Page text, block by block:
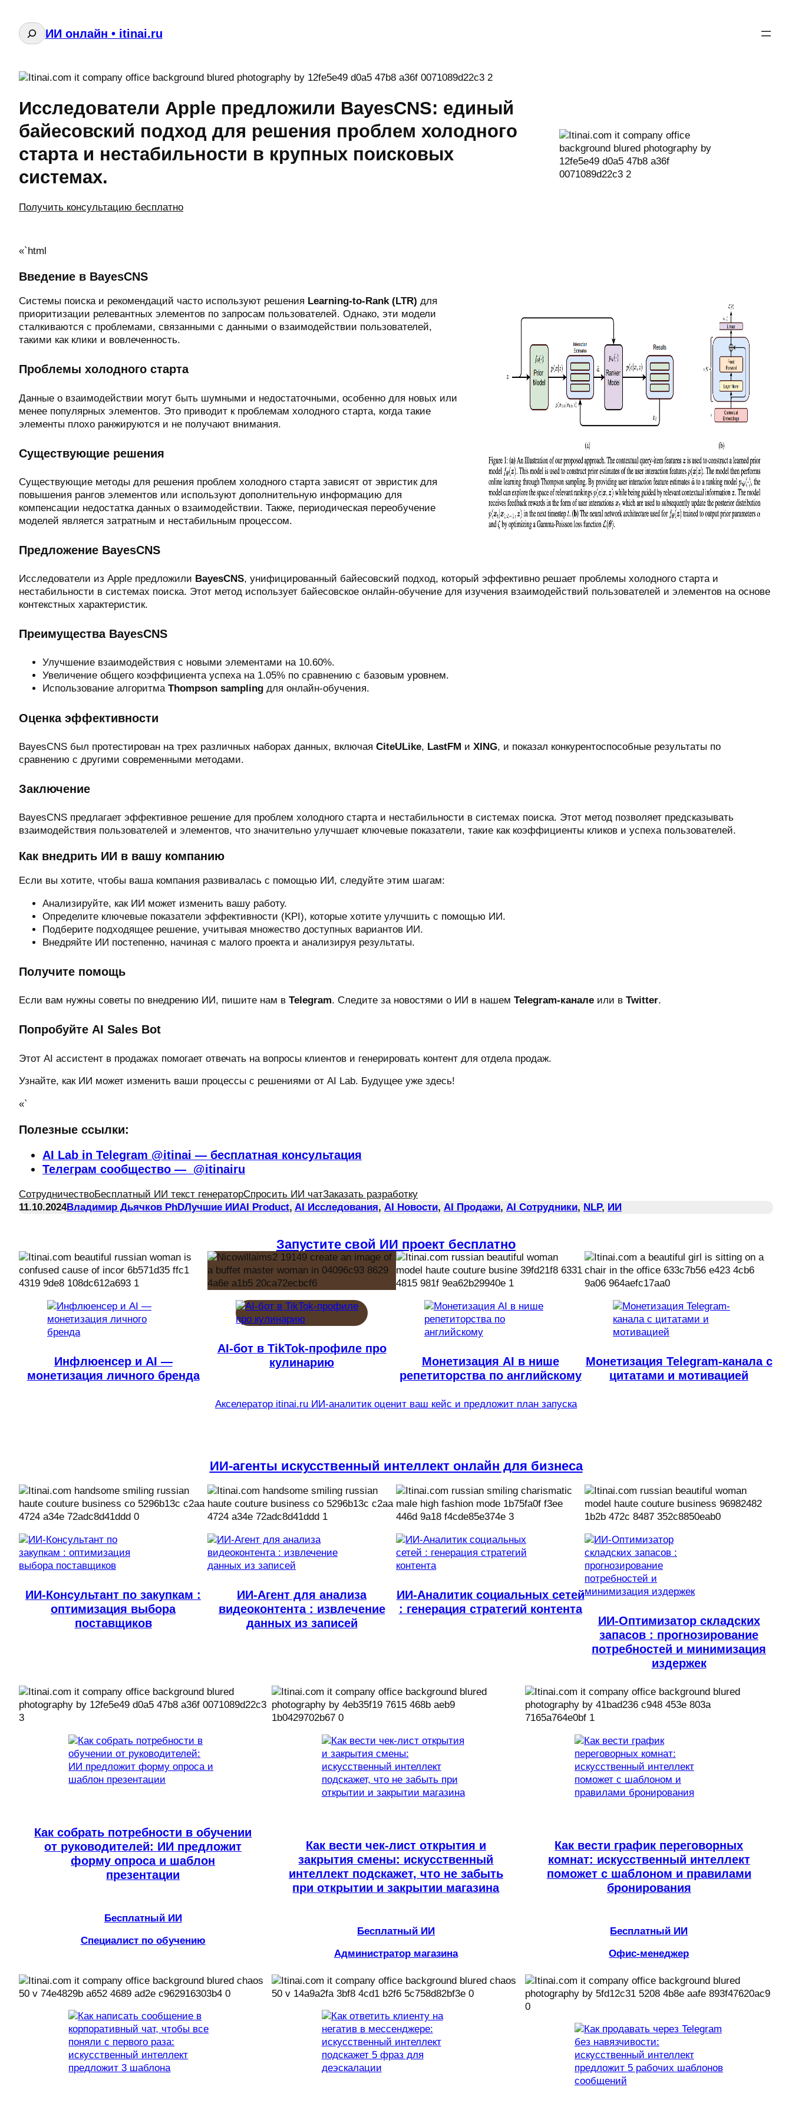
ПоискИИ онлайн • itinai.ru
Исследователи Apple предложили BayesCNS: единый
байесовский подход для решения проблем холодного
старта и нестабильности в крупных поисковых
системах.
Получить консультацию бесплатно
«`html
Введение в BayesCNS
Системы поиска и рекомендаций часто используют решения Learning-to-Rank (LTR) для
приоритизации релевантных элементов по запросам пользователей. Однако, эти модели
сталкиваются с проблемами, связанными с данными о взаимодействии пользователей,
такими как клики и вовлеченность.
Проблемы холодного старта
Данные о взаимодействии могут быть шумными и недостаточными, особенно для новых или
менее популярных элементов. Это приводит к проблемам холодного старта, когда такие
элементы плохо ранжируются и не получают внимания.
Существующие решения
Существующие методы для решения проблем холодного старта зависят от эвристик для
повышения рангов элементов или используют дополнительную информацию для
компенсации недостатка данных о взаимодействии. Также, периодическая переобучение
моделей является затратным и нестабильным процессом.
Предложение BayesCNS
Исследователи из Apple предложили BayesCNS, унифицированный байесовский подход, который эффективно решает проблемы холодного старта и
нестабильности в системах поиска. Этот метод использует байесовское онлайн-обучение для изучения взаимодействий пользователей и элементов на основе
контекстных характеристик.
Преимущества BayesCNS
Улучшение взаимодействия с новыми элементами на 10.60%.
Увеличение общего коэффициента успеха на 1.05% по сравнению с базовым уровнем.
Использование алгоритма Thompson sampling для онлайн-обучения.
Оценка эффективности
BayesCNS был протестирован на трех различных наборах данных, включая CiteULike, LastFM и XING, и показал конкурентоспособные результаты по
сравнению с другими современными методами.
Заключение
BayesCNS предлагает эффективное решение для проблем холодного старта и нестабильности в системах поиска. Этот метод позволяет предсказывать
взаимодействия пользователей и элементов, что значительно улучшает ключевые показатели, такие как коэффициенты кликов и успеха пользователей.
Как внедрить ИИ в вашу компанию
Если вы хотите, чтобы ваша компания развивалась с помощью ИИ, следуйте этим шагам:
Анализируйте, как ИИ может изменить вашу работу.
Определите ключевые показатели эффективности (KPI), которые хотите улучшить с помощью ИИ.
Подберите подходящее решение, учитывая множество доступных вариантов ИИ.
Внедряйте ИИ постепенно, начиная с малого проекта и анализируя результаты.
Получите помощь
Если вам нужны советы по внедрению ИИ, пишите нам в Telegram. Следите за новостями о ИИ в нашем Telegram-канале или в Twitter.
Попробуйте AI Sales Bot
Этот AI ассистент в продажах помогает отвечать на вопросы клиентов и генерировать контент для отдела продаж.
Узнайте, как ИИ может изменить ваши процессы с решениями от AI Lab. Будущее уже здесь!
«`
Полезные ссылки:
AI Lab in Telegram @itinai — бесплатная консультация
Телеграм сообщество — @itinairu
СотрудничествоБесплатный ИИ текст генераторСпросить ИИ чатЗаказать разработку
11.10.2024Владимир Дьячков PhDЛучшие ИИAI Product, AI Исследования, AI Новости, AI Продажи, AI Сотрудники, NLP, ИИ
Запустите свой ИИ проект бесплатно
Инфлюенсер и AI —
монетизация личного бренда
AI-бот в TikTok-профиле про
кулинарию
Монетизация AI в нише
репетиторства по английскому
Монетизация Telegram-канала с
цитатами и мотивацией
Акселератор itinai.ru ИИ-аналитик оценит ваш кейс и предложит план запуска
ИИ-агенты искусственный интеллект онлайн для бизнеса
ИИ-Консультант по закупкам :
оптимизация выбора
поставщиков
ИИ-Агент для анализа
видеоконтента : извлечение
данных из записей
ИИ-Аналитик социальных сетей
: генерация стратегий контента
ИИ-Оптимизатор складских
запасов : прогнозирование
потребностей и минимизация
издержек
Как собрать потребности в обучении
от руководителей: ИИ предложит
форму опроса и шаблон
презентации
Бесплатный ИИ
Специалист по обучению
Как вести чек-лист открытия и
закрытия смены: искусственный
интеллект подскажет, что не забыть
при открытии и закрытии магазина
Бесплатный ИИ
Администратор магазина
Как вести график переговорных
комнат: искусственный интеллект
поможет с шаблоном и правилами
бронирования
Бесплатный ИИ
Офис-менеджер